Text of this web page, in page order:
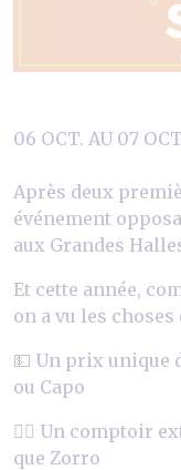
06 OCT. AU 07
Après deux
événement
aux Grandes
Et cette année,
on a vu les choses
💵 Un prix unique
ou Capo
🏃‍♀️ Un comptoir
que Zorro